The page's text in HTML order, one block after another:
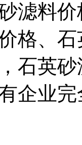
滤料
格、
石英
企业